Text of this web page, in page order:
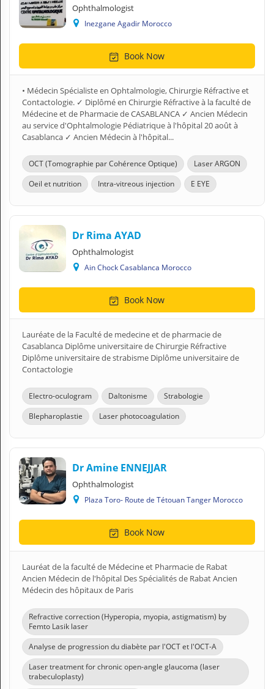
Ophthalmologist
Inezgane Agadir Morocco
Book Now
• Médecin Spécialiste en Ophtalmologie, Chirurgie Réfractive et
Contactologie. ✓ Diplômé en Chirurgie Réfractive à la faculté de
Médecine et de Pharmacie de CASABLANCA ✓ Ancien Médecin
au service d'Ophtalmologie Pédiatrique à l'hôpital 20 août à
Casablanca ✓ Ancien Médecin à l'hôpital...
OCT (Tomographie par Cohérence Optique)
Laser ARGON
Oeil et nutrition
Intra-vitreous injection E EYE
Dr Rima AYAD
Ophthalmologist
Ain Chock Casablanca Morocco
Book Now
Lauréate de la Faculté de medecine et de pharmacie de
Casablanca Diplôme universitaire de Chirurgie Réfractive
Diplôme universitaire de strabisme Diplôme universitaire de
Contactologie
Electro-oculogram Daltonisme
Strabologie
Blepharoplastie
Laser photocoagulation
Dr Amine ENNEJJAR
Ophthalmologist
Plaza Toro- Route de Tétouan Tanger Morocco
Book Now
Lauréat de la faculté de Médecine et Pharmacie de Rabat
Ancien Médecin de l'hôpital Des Spécialités de Rabat Ancien
Médecin des hôpitaux de Paris
Refractive correction (Hyperopia, myopia, astigmatism) by
Femto Lasik laser
Analyse de progression du diabète par l'OCT et l'OCT-A
Laser treatment for chronic open-angle glaucoma (laser
trabeculoplasty)